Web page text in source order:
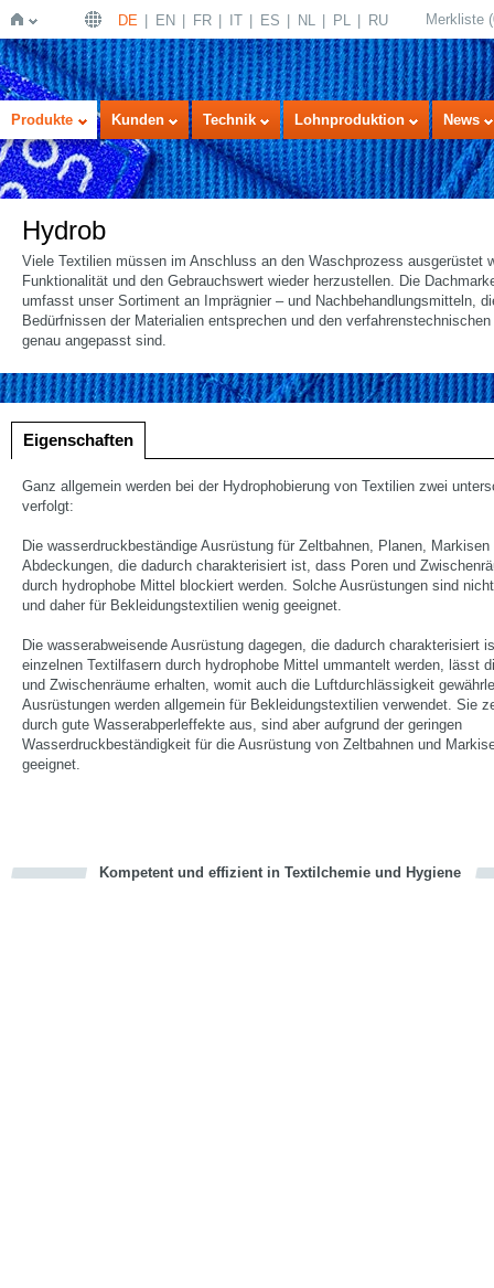
Startseite
DE EN FR IT ES NL PL RU Merkliste (
Produkte Kunden Technik Lohnproduktion News
Hydrob
Viele Textilien müssen im Anschluss an den Waschprozess ausgerüstet
Funktionalität und den Gebrauchswert wieder herzustellen. Die
umfasst unser Sortiment an Imprägnier – und Nachbehandlungsmitteln,
Bedürfnissen der Materialien entsprechen und den
genau angepasst sind.
Eigenschaften
Ganz allgemein werden bei der Hydrophobierung von Textilien zwei
verfolgt:
Die wasserdruckbeständige Ausrüstung für Zeltbahnen, Planen, Markisen
Abdeckungen, die dadurch charakterisiert ist, dass Poren und
durch hydrophobe Mittel blockiert werden. Solche Ausrüstungen sind
und daher für Bekleidungstextilien wenig geeignet.
Die wasserabweisende Ausrüstung dagegen, die dadurch charakterisiert
einzelnen Textilfasern durch hydrophobe Mittel ummantelt werden, lässt
und Zwischenräume erhalten, womit auch die Luftdurchlässigkeit
Ausrüstungen werden allgemein für Bekleidungstextilien verwendet. Sie
durch gute Wasserabperleffekte aus, sind aber aufgrund der geringen
Wasserdruckbeständigkeit für die Ausrüstung von Zeltbahnen und
geeignet.
Kompetent und effizient in Textilchemie und Hygiene